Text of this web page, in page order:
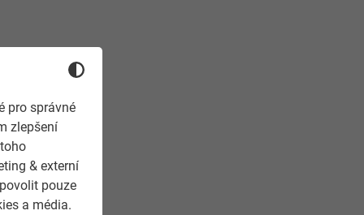
pro správné
zlepšení
& externí
pouze
a média.